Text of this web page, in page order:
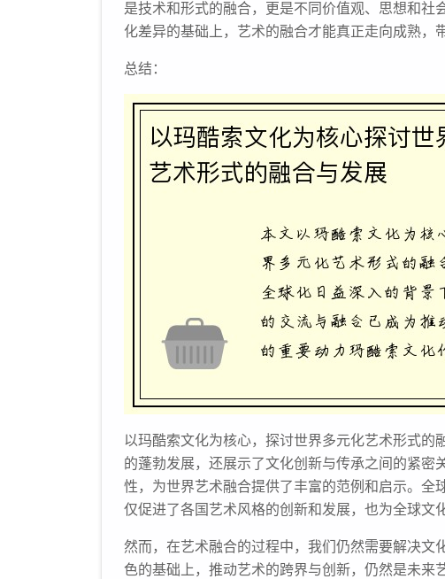
是技术和形式的融合，更是不同价值观、思想和
化差异的基础上，艺术的融合才能真正走向成熟，
总结：
以玛酷索文化为核心，探讨世界多元化艺术形式
的蓬勃发展，还展示了文化创新与传承之间的紧密
性，为世界艺术融合提供了丰富的范例和启示。全
仅促进了各国艺术风格的创新和发展，也为全球文
然而，在艺术融合的过程中，我们仍然需要解决
色的基础上，推动艺术的跨界与创新，仍然是未来